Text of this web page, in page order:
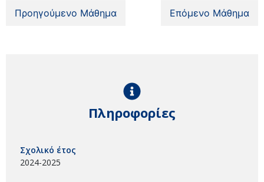
Προηγούμενο Μάθημα Επόμενο Μάθημα
Πληροφορίες
Σχολικό έτος
2024-2025